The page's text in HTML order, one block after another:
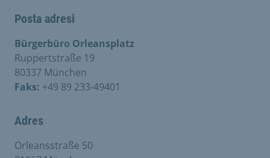
Posta adresi
Bürgerbüro Orleansplatz
Ruppertstraße 19
80337 München
Faks: +49 89 233-49401
Adres
Orleansstraße 50